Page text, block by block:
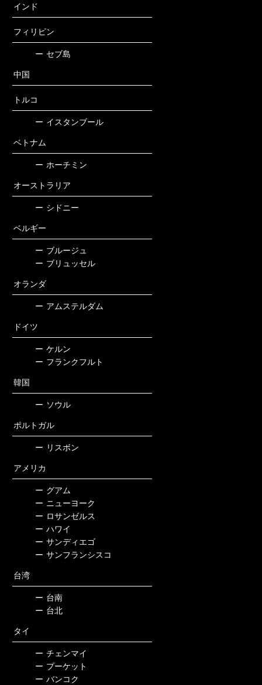
インド
フィリピン
ー セブ島
中国
トルコ
ー イスタンブール
ベトナム
ー ホーチミン
オーストラリア
ー シドニー
ベルギー
ー ブルージュ
ー ブリュッセル
オランダ
ー アムステルダム
ドイツ
ー ケルン
ー フランクフルト
韓国
ー ソウル
ポルトガル
ー リスボン
アメリカ
ー グアム
ー ニューヨーク
ー ロサンゼルス
ー ハワイ
ー サンディエゴ
ー サンフランシスコ
台湾
ー 台南
ー 台北
タイ
ー チェンマイ
ー プーケット
ー バンコク